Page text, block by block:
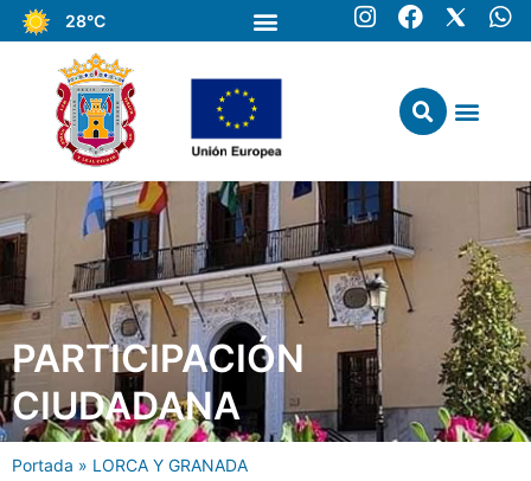
28°C
PARTICIPACIÓN
CIUDADANA
Portada » LORCA Y GRANADA